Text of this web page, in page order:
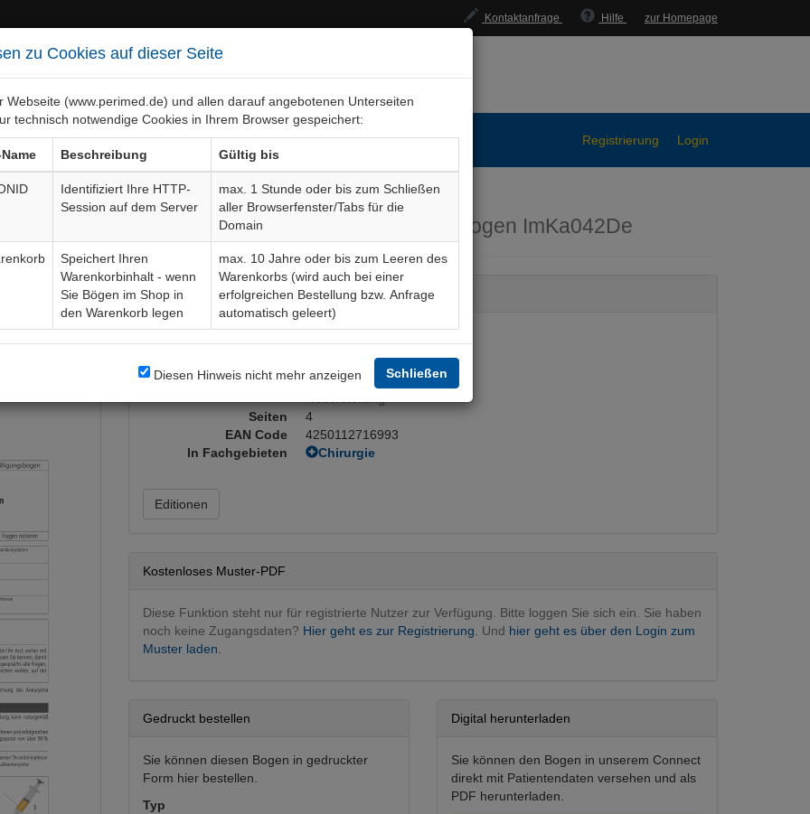
Kontaktanfrage Hilfe zur Homepage
Bogen-Gesamtübersicht Registrierung Login
zu Cookies auf dieser Seite
Webseite (www.perimed.de) und allen darauf angebotenen Unterseiten
technisch notwendige Cookies in Ihrem Browser gespeichert:
Beschreibung
Gültig bis
Identifiziert Ihre HTTP-
Session auf dem Server
max. 1 Stunde oder bis zum Schließen
aller Browserfenster/Tabs für die
Domain
Speichert Ihren
Warenkorbinhalt - wenn
Sie Bögen im Shop in
den Warenkorb legen
max. 10 Jahre oder bis zum Leeren des
Warenkorbs (wird auch bei einer
erfolgreichen Bestellung bzw. Anfrage
automatisch geleert)
Diesen Hinweis nicht mehr anzeigen Schließen
Aneurysma spurium Aufklärungsbogen ImKa042De
die
Bogendetails
Aktuelle Edition
01-25-10
Neuerstellung
Seiten
4
EAN Code
4250112716993
In Fachgebieten
Chirurgie
Editionen
Kostenloses Muster-PDF
Diese Funktion steht nur für registrierte Nutzer zur Verfügung. Bitte loggen Sie sich ein. Sie haben
noch keine Zugangsdaten? Hier geht es zur Registrierung. Und hier geht es über den Login zum
Muster laden.
Gedruckt bestellen
Sie können diesen Bogen in gedruckter
Form hier bestellen.
Typ
Digital herunterladen
Sie können den Bogen in unserem Connect
direkt mit Patientendaten versehen und als
PDF herunterladen.